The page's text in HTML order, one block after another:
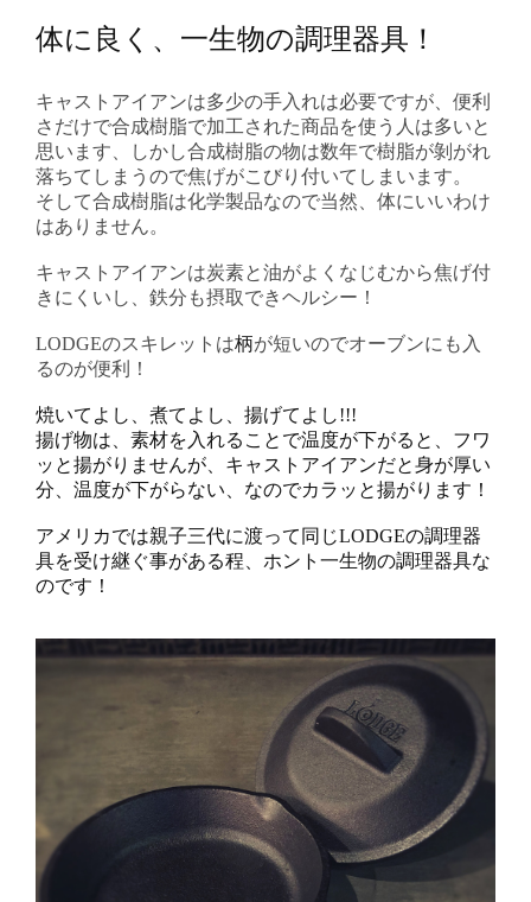
体に良く、一生物の調理器具！
キャストアイアンは多少の手入れは必要ですが、便利
さだけで合成樹脂で加工された商品を使う人は多いと
思います、しかし合成樹脂の物は数年で樹脂が剝がれ
落ちてしまうので焦げがこびり付いてしまいます。
そして合成樹脂は化学製品なので当然、体にいいわけ
はありません。
キャストアイアンは炭素と油がよくなじむから焦げ付
きにくいし、鉄分も摂取できヘルシー！
LODGEのスキレットは柄が短いのでオーブンにも入
るのが便利！
焼いてよし、煮てよし、揚げてよし!!!
揚げ物は、素材を入れることで温度が下がると、フワ
ッと揚がりませんが、キャストアイアンだと身が厚い
分、温度が下がらない、なのでカラッと揚がります！
アメリカでは親子三代に渡って同じLODGEの調理器
具を受け継ぐ事がある程、ホント一生物の調理器具な
のです！